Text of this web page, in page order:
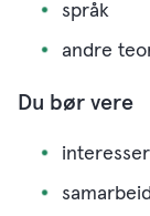
språk
andre
Du bør vere